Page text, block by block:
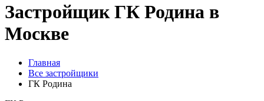
Застройщик ГК Родина в
Москве
Главная
Все застройщики
ГК Родина